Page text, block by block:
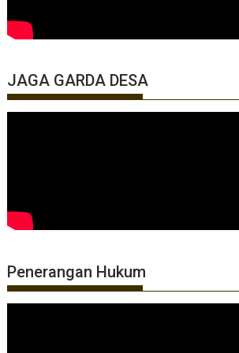
JAGA GARDA DESA
Penerangan Hukum